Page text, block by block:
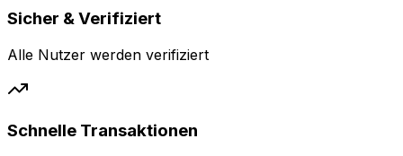
Sicher & Verifiziert
Alle Nutzer werden verifiziert
Schnelle Transaktionen